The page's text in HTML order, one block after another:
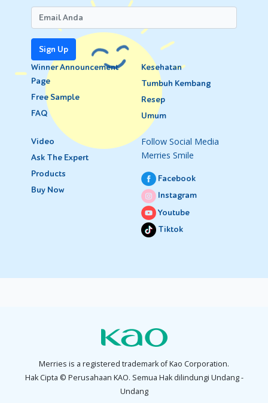
Sign Up
Winner Announcement
Page
Free Sample
FAQ
Kesehatan
Tumbuh Kembang
Resep
Umum
Video
Ask The Expert
Products
Buy Now
Follow Social Media
Merries Smile
Facebook
Instagram
Youtube
Tiktok
Merries is a registered trademark of Kao Corporation.
Hak Cipta © Perusahaan KAO. Semua Hak dilindungi Undang -
Undang